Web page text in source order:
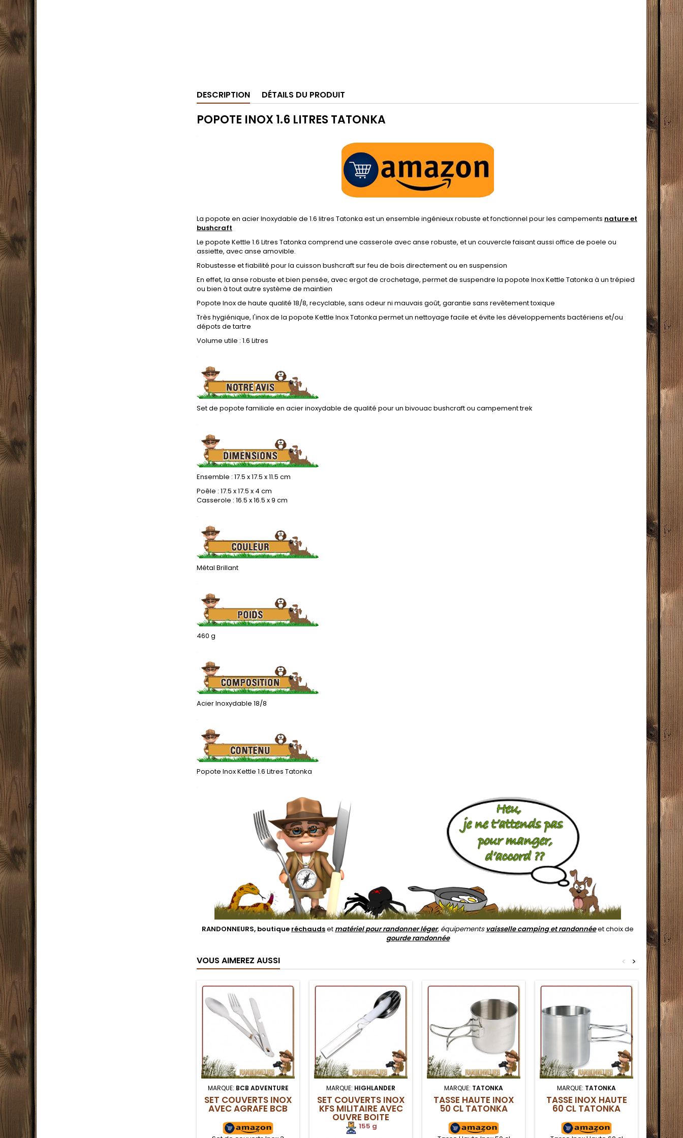
DESCRIPTION DÉTAILS DU PRODUIT
POPOTE INOX 1.6 LITRES TATONKA
.
La popote en acier Inoxydable de 1.6 litres Tatonka est un ensemble ingénieux robuste et fonctionnel pour les campements nature et
bushcraft
Le popote Kettle 1.6 Litres Tatonka comprend une casserole avec anse robuste, et un couvercle faisant aussi office de poele ou
assiette, avec anse amovible.
Robustesse et fiabilité pour la cuisson bushcraft sur feu de bois directement ou en suspension
En effet, la anse robuste et bien pensée, avec ergot de crochetage, permet de suspendre la popote Inox Kettle Tatonka à un trépied
ou bien à tout autre système de maintien
Popote Inox de haute qualité 18/8, recyclable, sans odeur ni mauvais goût, garantie sans revêtement toxique
Très hygiénique, l'inox de la popote Kettle Inox Tatonka permet un nettoyage facile et évite les développements bactériens et/ou
dépots de tartre
Volume utile : 1.6 Litres
.
Set de popote familiale en acier inoxydable de qualité pour un bivouac bushcraft ou campement trek
.
Ensemble : 17.5 x 17.5 x 11.5 cm
Poêle : 17.5 x 17.5 x 4 cm
Casserole : 16.5 x 16.5 x 9 cm
.
Métal Brillant
.
460 g
.
Acier Inoxydable 18/8
.
Popote Inox Kettle 1.6 Litres Tatonka
.
RANDONNEURS, boutique réchaudset matériel pour randonner léger, équipements vaisselle camping et randonnéeet choix de
gourde randonnée
VOUS AIMEREZ AUSSI >
<
MARQUE: BCB ADVENTURE
SET COUVERTS INOX
AVEC AGRAFE BCB
MARQUE: HIGHLANDER
SET COUVERTS INOX
KFS MILITAIRE AVEC
OUVRE BOITE
HIGHLANDER
155 g
MARQUE: TATONKA
TASSE HAUTE INOX
50 CL TATONKA
MARQUE: TATONKA
TASSE INOX HAUTE
60 CL TATONKA 85